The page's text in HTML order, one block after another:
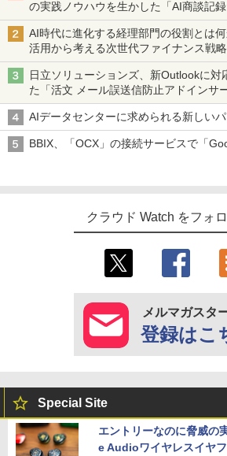
の実践ノウハウを生かした「AI商談記
AI時代に進化する経理部門の役割とは
活用から考える次世代ファイナンス戦略
日立ソリューションズ、新Outlookに対
た「活文 メール誤送信防止アドインサ
AIデータセンターに求められる新しい
BBIX、「OCX」の接続サービスで「
クラウド Watch をフォ
メルマガスタ
登録はこ
Special Site
エントリーなのに脅威の
e Audioワイヤレスイヤ